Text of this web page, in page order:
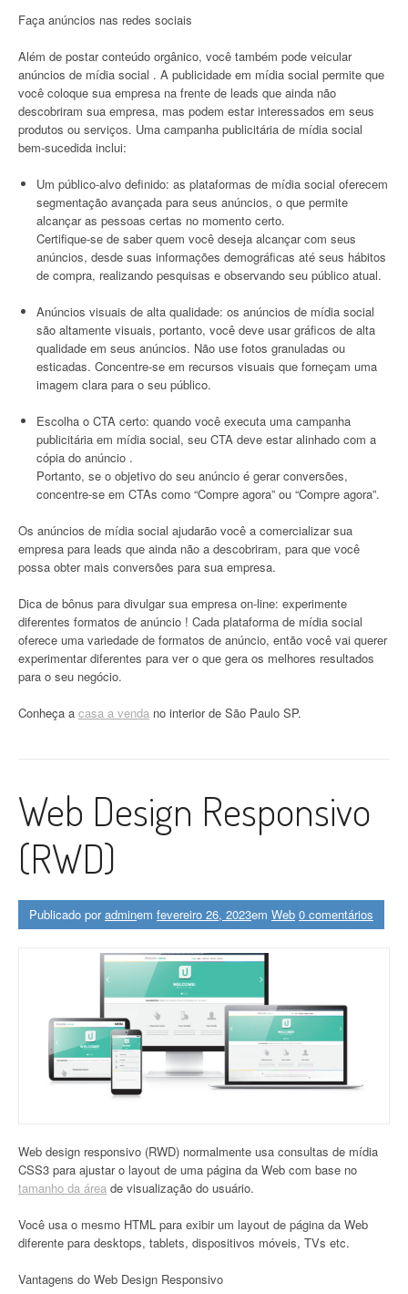
Faça anúncios nas redes sociais
Além de postar conteúdo orgânico, você também pode veicular
anúncios de mídia social . A publicidade em mídia social permite que
você coloque sua empresa na frente de leads que ainda não
descobriram sua empresa, mas podem estar interessados em seus
produtos ou serviços. Uma campanha publicitária de mídia social
bem-sucedida inclui:
Um público-alvo definido: as plataformas de mídia social oferecem
segmentação avançada para seus anúncios, o que permite
alcançar as pessoas certas no momento certo.
Certifique-se de saber quem você deseja alcançar com seus
anúncios, desde suas informações demográficas até seus hábitos
de compra, realizando pesquisas e observando seu público atual.
Anúncios visuais de alta qualidade: os anúncios de mídia social
são altamente visuais, portanto, você deve usar gráficos de alta
qualidade em seus anúncios. Não use fotos granuladas ou
esticadas. Concentre-se em recursos visuais que forneçam uma
imagem clara para o seu público.
Escolha o CTA certo: quando você executa uma campanha
publicitária em mídia social, seu CTA deve estar alinhado com a
cópia do anúncio .
Portanto, se o objetivo do seu anúncio é gerar conversões,
concentre-se em CTAs como “Compre agora” ou “Compre agora”.
Os anúncios de mídia social ajudarão você a comercializar sua
empresa para leads que ainda não a descobriram, para que você
possa obter mais conversões para sua empresa.
Dica de bônus para divulgar sua empresa on-line: experimente
diferentes formatos de anúncio ! Cada plataforma de mídia social
oferece uma variedade de formatos de anúncio, então você vai querer
experimentar diferentes para ver o que gera os melhores resultados
para o seu negócio.
Conheça a casa a venda no interior de São Paulo SP.
Web Design Responsivo
(RWD)
Publicado poradminem fevereiro 26, 2023em Web 0 comentários
Web design responsivo (RWD) normalmente usa consultas de mídia
CSS3 para ajustar o layout de uma página da Web com base no
tamanho da área de visualização do usuário.
Você usa o mesmo HTML para exibir um layout de página da Web
diferente para desktops, tablets, dispositivos móveis, TVs etc.
Vantagens do Web Design Responsivo